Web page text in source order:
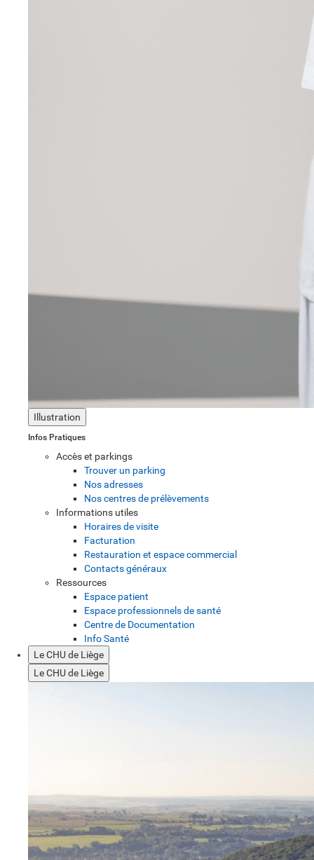
Illustration
Infos Pratiques
Accès et parkings
Trouver un parking
Nos adresses
Nos centres de prélèvements
Informations utiles
Horaires de visite
Facturation
Restauration et espace commercial
Contacts généraux
Ressources
Espace patient
Espace professionnels de santé
Centre de Documentation
Info Santé
Le CHU de Liège
Le CHU de Liège